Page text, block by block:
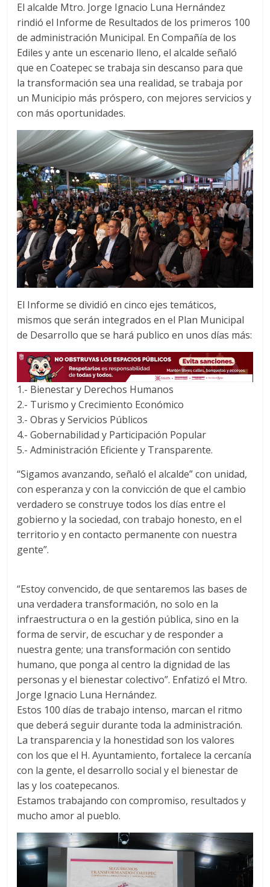
c
e
b
o
o
k
i
t
t
e
r
a
t
s
A
p
p
El alcalde Mtro. Jorge Ignacio Luna Hernández
rindió el Informe de Resultados de los primeros 100
de administración Municipal. En Compañía de los
Ediles y ante un escenario lleno, el alcalde señaló
que en Coatepec se trabaja sin descanso para que
la transformación sea una realidad, se trabaja por
un Municipio más próspero, con mejores servicios y
con más oportunidades.
El Informe se dividió en cinco ejes temáticos,
mismos que serán integrados en el Plan Municipal
de Desarrollo que se hará publico en unos días más:
1.- Bienestar y Derechos Humanos
2.- Turismo y Crecimiento Económico
3.- Obras y Servicios Públicos
4.- Gobernabilidad y Participación Popular
5.- Administración Eficiente y Transparente.
“Sigamos avanzando, señaló el alcalde” con unidad,
con esperanza y con la convicción de que el cambio
verdadero se construye todos los días entre el
gobierno y la sociedad, con trabajo honesto, en el
territorio y en contacto permanente con nuestra
gente”.
“Estoy convencido, de que sentaremos las bases de
una verdadera transformación, no solo en la
infraestructura o en la gestión pública, sino en la
forma de servir, de escuchar y de responder a
nuestra gente; una transformación con sentido
humano, que ponga al centro la dignidad de las
personas y el bienestar colectivo”. Enfatizó el Mtro.
Jorge Ignacio Luna Hernández.
Estos 100 días de trabajo intenso, marcan el ritmo
que deberá seguir durante toda la administración.
La transparencia y la honestidad son los valores
con los que el H. Ayuntamiento, fortalece la cercanía
con la gente, el desarrollo social y el bienestar de
las y los coatepecanos.
Estamos trabajando con compromiso, resultados y
mucho amor al pueblo.